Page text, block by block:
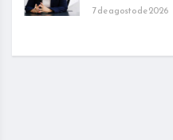
7 de agosto de 2026